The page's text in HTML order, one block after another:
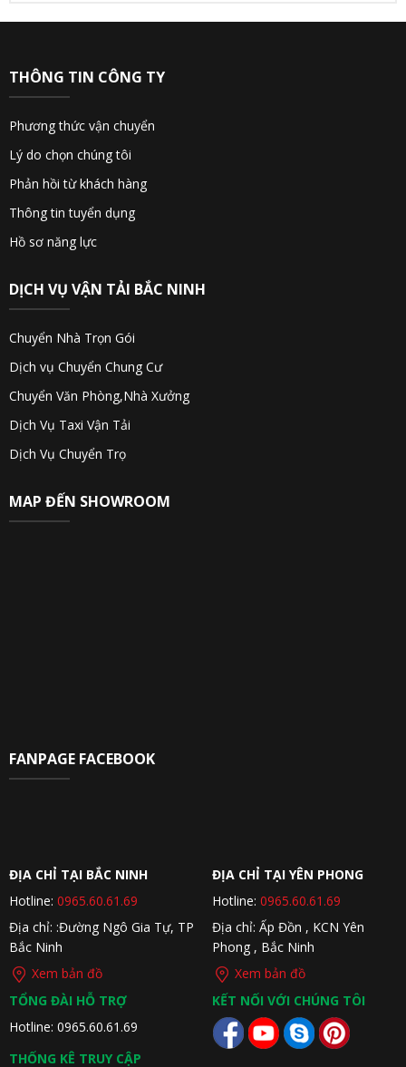
THÔNG TIN CÔNG TY
Phương thức vận chuyển
Lý do chọn chúng tôi
Phản hồi từ khách hàng
Thông tin tuyển dụng
Hồ sơ năng lực
DỊCH VỤ VẬN TẢI BẮC NINH
Chuyển Nhà Trọn Gói
Dịch vụ Chuyển Chung Cư
Chuyển Văn Phòng,Nhà Xưởng
Dịch Vụ Taxi Vận Tải
Dịch Vụ Chuyển Trọ
MAP ĐẾN SHOWROOM
FANPAGE FACEBOOK
ĐỊA CHỈ TẠI BẮC NINH
Hotline: 0965.60.61.69
Địa chỉ: :Đường Ngô Gia Tự, TP
Bắc Ninh
Xem bản đồ
ĐỊA CHỈ TẠI YÊN PHONG
Hotline: 0965.60.61.69
Địa chỉ: Ấp Đồn , KCN Yên
Phong , Bắc Ninh
Xem bản đồ
TỔNG ĐÀI HỖ TRỢ
Hotline: 0965.60.61.69
KẾT NỐI VỚI CHÚNG TÔI
THỐNG KÊ TRUY CẬP